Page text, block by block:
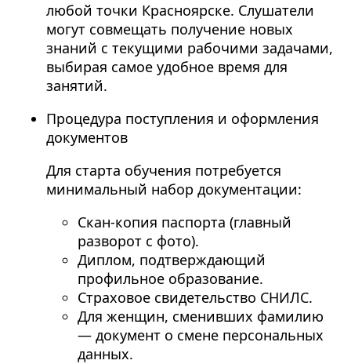
любой точки Красноярске. Слушатели
могут совмещать получение новых
знаний с текущими рабочими задачами,
выбирая самое удобное время для
занятий.
Процедура поступления и оформления
документов
Для старта обучения потребуется
минимальный набор документации:
Скан-копия паспорта (главный
разворот с фото).
Диплом, подтверждающий
профильное образование.
Страховое свидетельство СНИЛС.
Для женщин, сменивших фамилию
— документ о смене персональных
данных.